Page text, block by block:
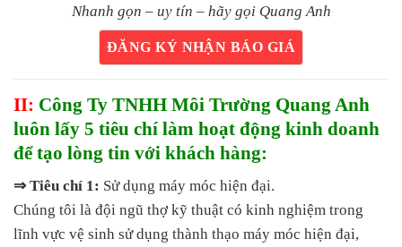
Nhanh gọn – uy tín – hãy gọi Quang Anh
ĐĂNG KÝ NHẬN BÁO GIÁ
II: Công Ty TNHH Môi Trường Quang Anh
luôn lấy 5 tiêu chí làm hoạt động kinh doanh
để tạo lòng tin với khách hàng:
⇒ Tiêu chí 1: Sử dụng máy móc hiện đại.
Chúng tôi là đội ngũ thợ kỹ thuật có kinh nghiệm trong
lĩnh vực vệ sinh sử dụng thành thạo máy móc hiện đại,